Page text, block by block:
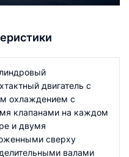
двигатель с
охлаждением с
клапанами на каждом
и двумя
сверху
валами